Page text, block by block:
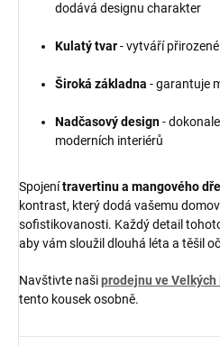
dodává designu charakter
Kulatý tvar- vytváří
Široká základna - garantuje
Nadčasový design-
moderních interiérů
Spojenítravertinu a mangového
kontrast, který dodá vašemu
sofistikovanosti. Každý detail
aby vám sloužil dlouhá léta a těšil
Navštivte našiprodejnu ve Velkých
tento kousek osobně.